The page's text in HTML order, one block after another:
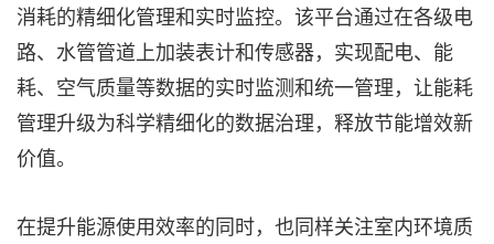
消耗的精细化管理和实时监控。该平台通过在各级电
路、水管管道上加装表计和传感器，实现配电、能
耗、空气质量等数据的实时监测和统一管理，让能耗
管理升级为科学精细化的数据治理，释放节能增效新
价值。
在提升能源使用效率的同时，也同样关注室内环境质